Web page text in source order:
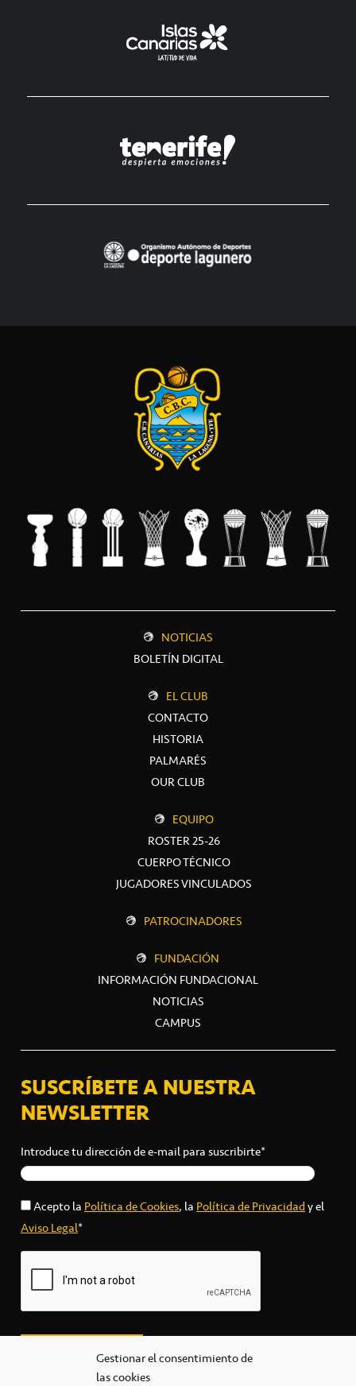
Gestionar el consentimiento de
las cookies
NOTICIAS
BOLETÍN DIGITAL
EL CLUB
CONTACTO
HISTORIA
PALMARÉS
OUR CLUB
EQUIPO
ROSTER 25-26
CUERPO TÉCNICO
JUGADORES VINCULADOS
PATROCINADORES
FUNDACIÓN
INFORMACIÓN FUNDACIONAL
NOTICIAS
CAMPUS
SUSCRÍBETE A NUESTRA
NEWSLETTER
Introduce tu dirección de e-mail para suscribirte*
Acepto laPolítica de Cookies, laPolítica de Privacidady el
Aviso Legal*